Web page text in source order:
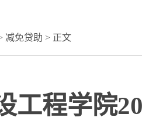
减免贷助 > 正文
工程学院